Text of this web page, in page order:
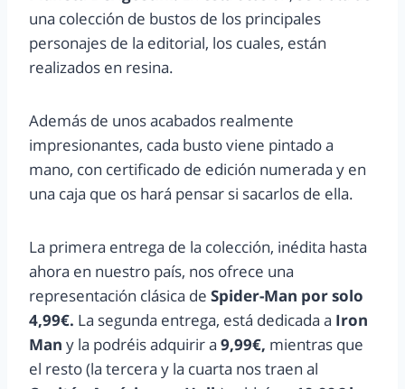
una colección de bustos de los principales
personajes de la editorial, los cuales, están
realizados en resina.
Además de unos acabados realmente
impresionantes, cada busto viene pintado a
mano, con certificado de edición numerada y en
una caja que os hará pensar si sacarlos de ella.
La primera entrega de la colección, inédita hasta
ahora en nuestro país, nos ofrece una
representación clásica de Spider-Man por solo
4,99€. La segunda entrega, está dedicada a Iron
Man y la podréis adquirir a 9,99€, mientras que
el resto (la tercera y la cuarta nos traen al